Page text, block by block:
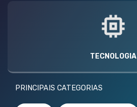
TECNOLOGIA
PRINCIPAIS CATEGORIAS